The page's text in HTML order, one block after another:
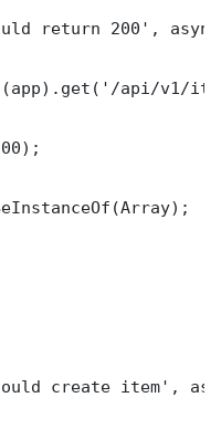
return 200',
api/v1/
create item',